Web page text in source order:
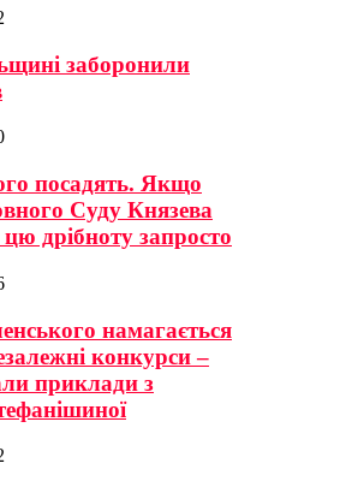
заборонили
посадять. Якщо
Суду Князева
дрібноту запросто
намагається
конкурси –
приклади з